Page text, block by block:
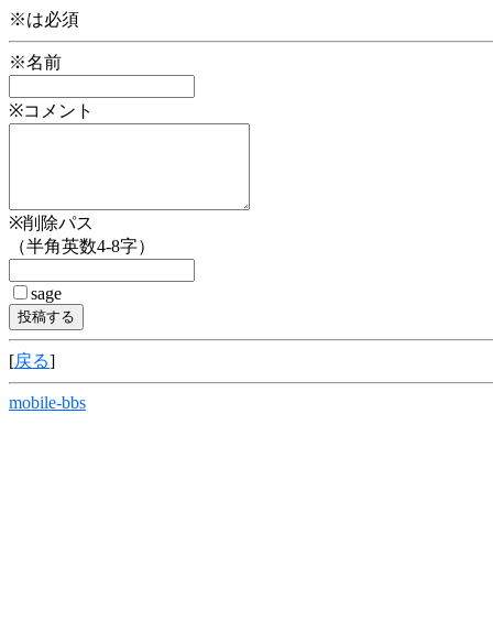
※は必須
※名前
※コメント
※削除パス
（半角英数4-8字）
sage
[戻る]
mobile-bbs